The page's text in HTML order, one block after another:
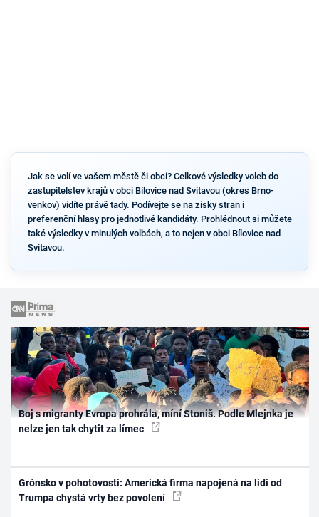
Jak se volí ve vašem městě či obci? Celkové výsledky voleb do
zastupitelstev krajů v obci Bílovice nad Svitavou (okres Brno-
venkov) vidíte právě tady. Podívejte se na zisky stran i
preferenční hlasy pro jednotlivé kandidáty. Prohlédnout si můžete
také výsledky v minulých volbách, a to nejen v obci Bílovice nad
Svitavou.
Boj s migranty Evropa prohrála, míní Stoniš. Podle Mlejnka je
nelze jen tak chytit za límec
Grónsko v pohotovosti: Americká firma napojená na lidi od
Trumpa chystá vrty bez povolení